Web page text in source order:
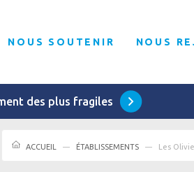
NOUS SOUTENIR NOUS
des plus fragiles
ACCUEIL ÉTABLISSEMENTS Les